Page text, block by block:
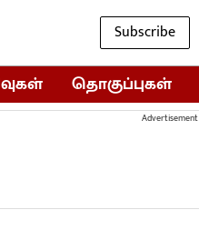
Subscribe
தொகுப்புகள்
Advertisement